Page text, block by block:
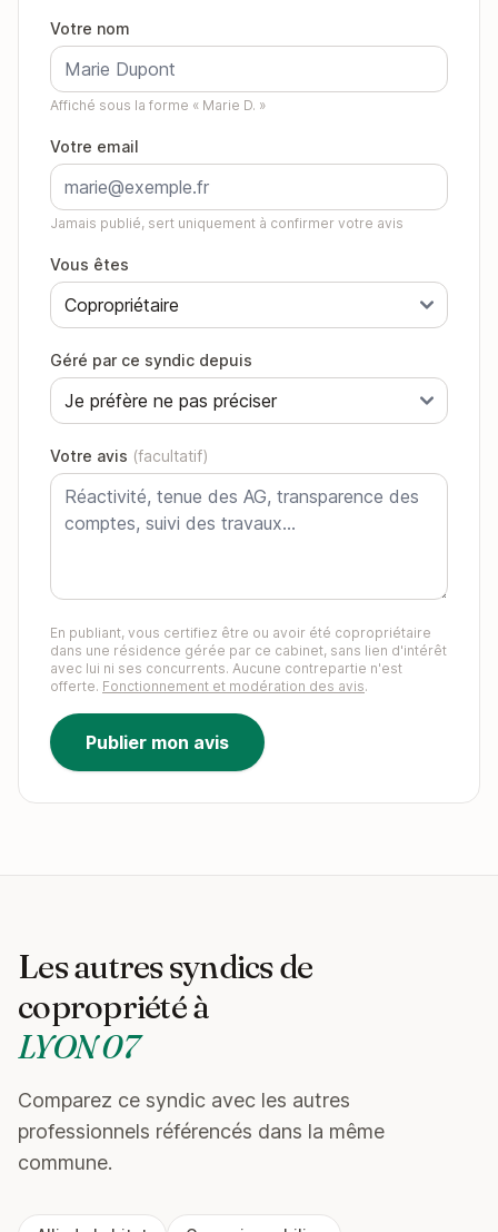
Votre nom
Affiché sous la forme « Marie D. »
Votre email
Jamais publié, sert uniquement à confirmer votre avis
Vous êtes
Géré par ce syndic depuis
Votre avis (facultatif)
En publiant, vous certifiez être ou avoir été copropriétaire
dans une résidence gérée par ce cabinet, sans lien d'intérêt
avec lui ni ses concurrents. Aucune contrepartie n'est
offerte. Fonctionnement et modération des avis.
Publier mon avis
Les autres syndics de
copropriété à
LYON 07
Comparez ce syndic avec les autres
professionnels référencés dans la même
commune.